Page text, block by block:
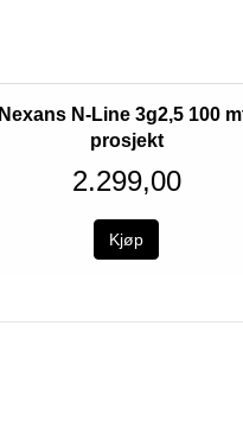
Nexans N-Line 3g2,5 100
prosjekt
2.299,00